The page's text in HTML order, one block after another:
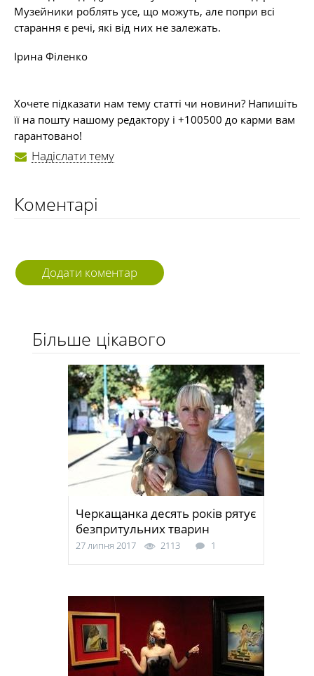
Музейники роблять усе, що можуть, але попри всі
старання є речі, які від них не залежать.
Ірина Філенко
Хочете підказати нам тему статті чи новини? Напишіть
її на пошту нашому редактору і +100500 до карми вам
гарантовано!
Надіслати тему
Коментарі
Додати коментар
Більше цікавого
Черкащанка десять років рятує
безпритульних тварин
27 липня 2017 2113 1